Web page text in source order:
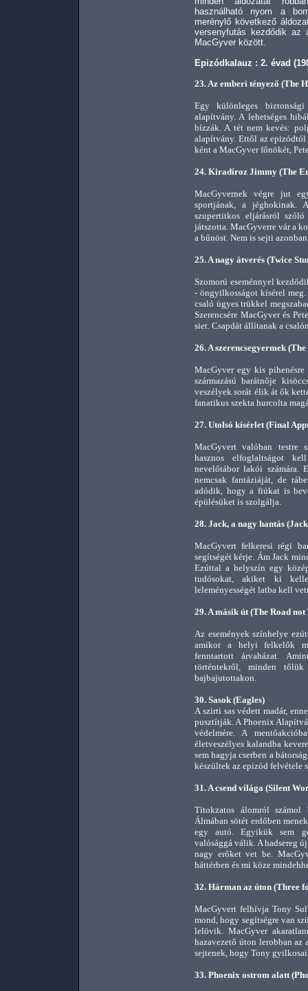
használható nyom a
merénylő következő
versenyfutás kezdődik az
MacGyver között.
Epizódkalauz : 2. évad
23. Az emberi tényező (The
Egy különleges
alapítvány. A lehetséges
bízzák. A tét nem kevés:
alapítvány. Ettől az
ként a MacGyver főnökét,
24. Kiradíroz Jimmy (The
MacGyvernek végre jut
sportjának, a jéghokinak.
szupertitkos eljárásról
játszotta. MacGyverre vár a
a bűnöst. Nem is sejti
25. A nagy átverés (Twice
Szomorú eseménnyel
- öngyilkosságot kísérel
csaló ügyes trükkel
Szerencsére MacGyver és
siet. Csapdát állítanak a
26. A szerencsegyermek
MacGyver egy kis
származású barátnője
veszélyek sorát élik át ők
fanatikus szekta hurcolta
27. Utolsó kísérlet (Final
MacGyvert valóban testre
hasznos elfoglaltságot
nevelőtábor lakói számára.
nemcsak fantáziáját, de
adódik, hogy a fiúkat is
épülésüket is szolgálja.
28. Jack, a nagy hantás
MacGyvert felkeresi régi
segítségét kérje. Ám Jack
Ezúttal a helyszín egy
tudósokat, akiket ki
leleményességét latba kell
29. A másik út (The Road not
Az események színhelye
amikor a helyi felkelők
fenntartott árvaházat.
történtekről, minden
bajbajutottakon.
30. Sasok (Eagles)
A szirti sas védett madár,
pusztítják. A Phoenix
védelmére. A
életveszélyes kalandba
sem hagyja cserben a
készültek az epizód felvétele
31. A csend világa (Silent
Titokzatos álomról számol
Álmában sötét erdőben
egy autó. Egyikük sem
valósággá válik. A hadsereg
nagy erőket vet be.
háttérben és mi köze
32. Hárman az úton (Three
MacGyvert felhívja Tony
mond, hogy segítségre van
lelövik. MacGyver
hazavezető úton lerobban az
sejtenek, hogy Tony
33. Phoenix ostrom alatt